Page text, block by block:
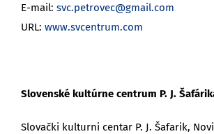
E-mail: svc.petrovec@gmail.com
URL: www.svcentrum.com
Slovenské kultúrne centrum P. J.
Slovački kulturni centar P. J. Šafarik,